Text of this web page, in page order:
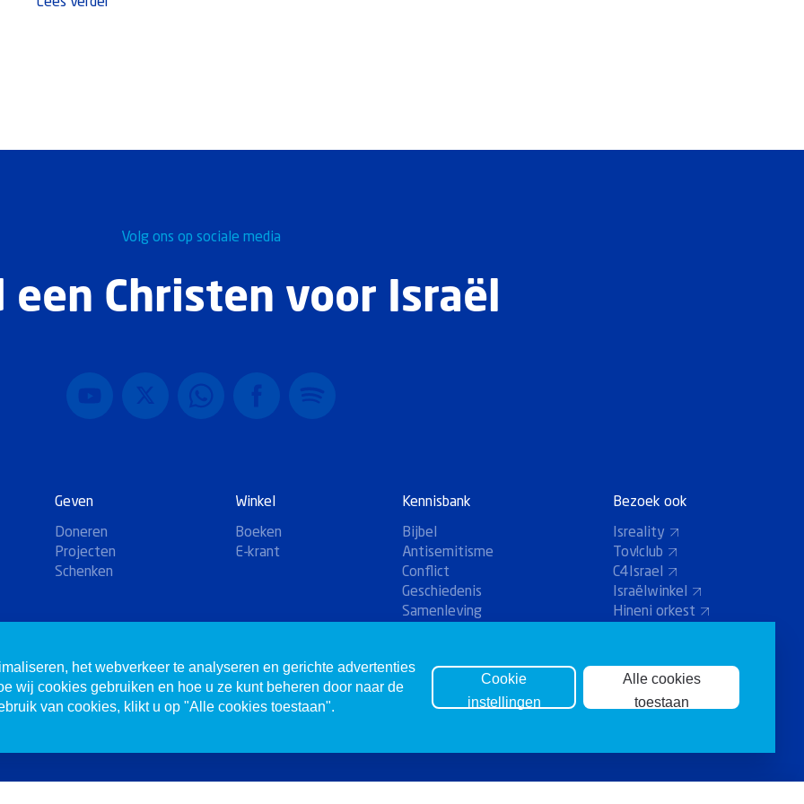
Lees verder
Volg ons op sociale media
een Christen voor Israël
Geven
Doneren
Projecten
Schenken
Winkel
Boeken
E-krant
Kennisbank
Bijbel
Antisemitisme
Conflict
Geschiedenis
Samenleving
Bezoek ook
Isreality
Tov!club
C4Israel
Israëlwinkel
Hineni orkest
het webverkeer te analyseren en gerichte advertenties
wij cookies gebruiken en hoe u ze kunt beheren door naar de
van cookies, klikt u op "Alle cookies toestaan".
Cookie
instellingen
Alle cookies
toestaan